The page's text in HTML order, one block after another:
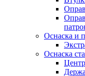
Оснаска и
Оснаска